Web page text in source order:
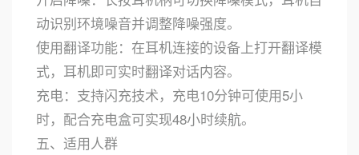
动识别环境噪音并调整降噪强度。
使用翻译功能：在耳机连接的设备上打开翻译模
式，耳机即可实时翻译对话内容。
充电：支持闪充技术，充电10分钟可使用5小
时，配合充电盒可实现48小时续航。
五、适用人群